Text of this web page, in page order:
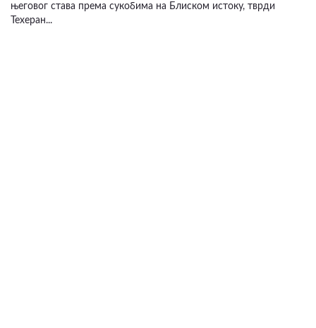
његовог става према сукобима на Блиском истоку, тврди
Техеран...